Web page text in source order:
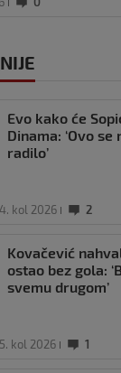
Evo kako će
Dinama: ‘Ovo
radilo’
4. kol 2026 2
Kovačević
ostao bez gola:
svemu drugom’
5. kol 2026 1